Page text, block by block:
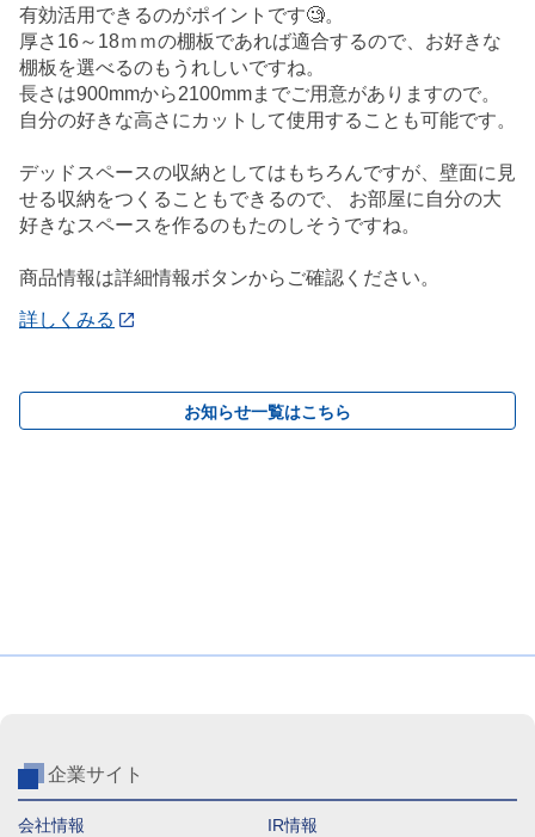
有効活用できるのがポイントです🧐。
厚さ16～18ｍｍの棚板であれば適合するので、お好きな
棚板を選べるのもうれしいですね。
長さは900mmから2100mmまでご用意がありますので。
自分の好きな高さにカットして使用することも可能です。
デッドスペースの収納としてはもちろんですが、壁面に見
せる収納をつくることもできるので、 お部屋に自分の大
好きなスペースを作るのもたのしそうですね。
商品情報は詳細情報ボタンからご確認ください。
詳しくみる
お知らせ一覧はこちら
企業サイト
会社情報 IR情報